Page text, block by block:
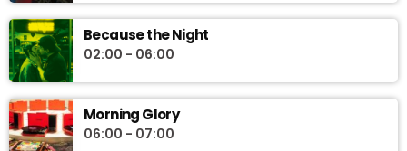
Because the Night
02:00 - 06:00
Morning Glory
06:00 - 07:00